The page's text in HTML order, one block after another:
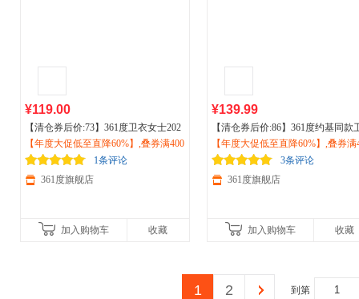
¥119.00
【清仓券后价:73】361度卫衣女士202
6秋季时尚百搭休闲圆领套头衫562419
819N
【年度大促低至直降60%】,叠券满400
减150/600减230,立即抢购！
1条评论
361度旗舰店
加入购物车 收藏
¥139.99
【清仓券后价:86】361度约基同款
衣2026男秋季加绒保暖圆领宽松上
52531801
【年度大促低至直降60%】,叠券满
减150/600减230,立即抢购！
3条评论
361度旗舰店
加入购物车 收藏
1 2 到第